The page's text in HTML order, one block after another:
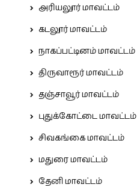
அரியலூர் மாவட்டம்
கடலூர் மாவட்டம்
நாகப்பட்டினம் மாவட்டம்
திருவாரூர் மாவட்டம்
தஞ்சாவூர் மாவட்டம்
புதுக்கோட்டை மாவட்டம்
சிவகங்கை மாவட்டம்
மதுரை மாவட்டம்
தேனி மாவட்டம்